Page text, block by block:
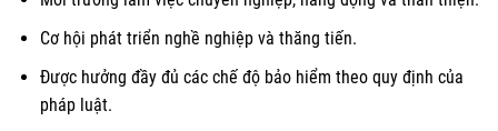
Cơ hội phát triển nghề nghiệp và thăng tiến.
Được hưởng đầy đủ các chế độ bảo hiểm theo quy định của
pháp luật.